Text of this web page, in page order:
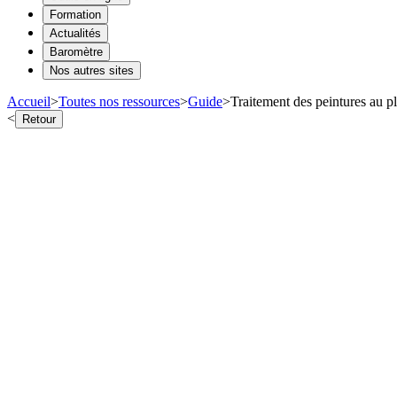
Formation
Actualités
Baromètre
Nos autres sites
Accueil>Toutes nos ressources>Guide>Traitement des peintures au
< Retour